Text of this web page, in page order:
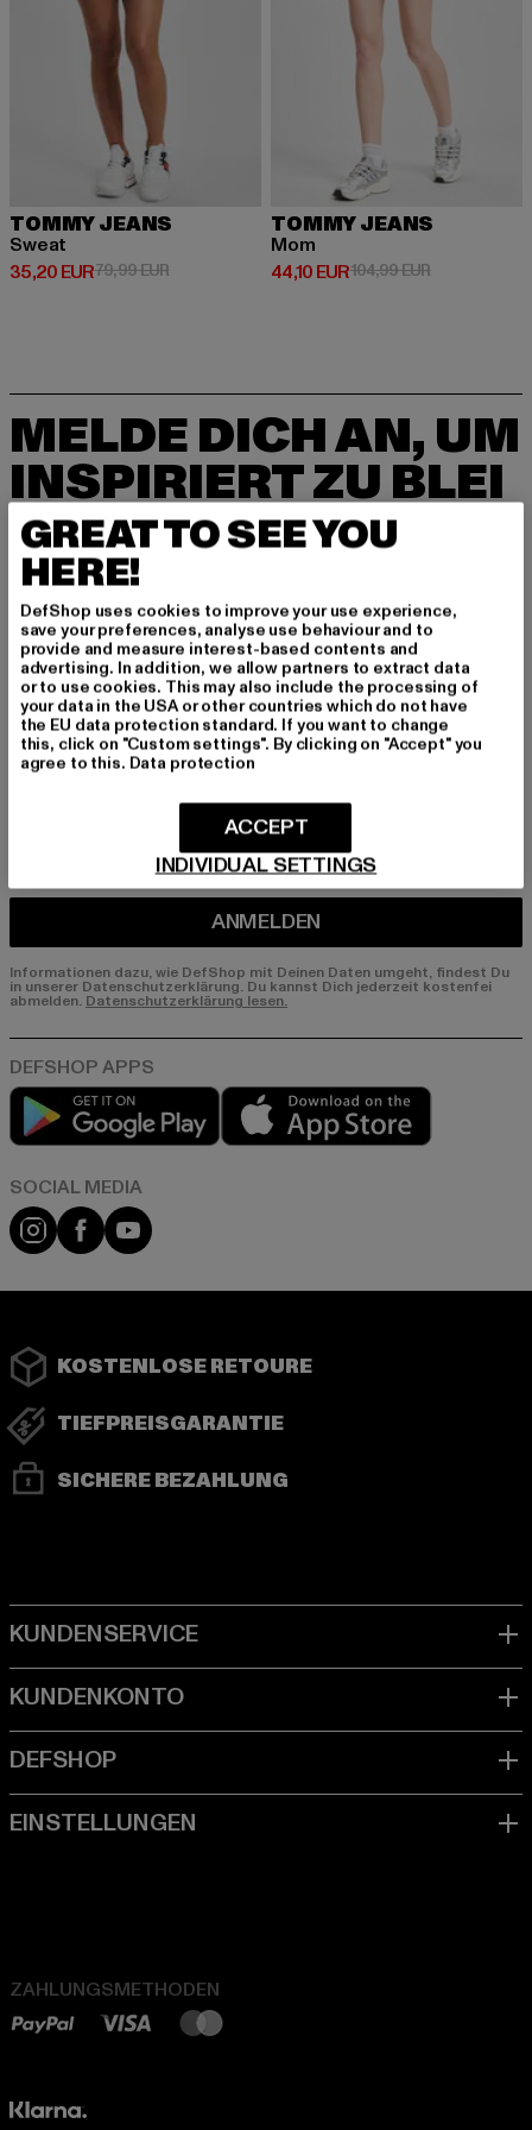
TOMMY JEANS
Sweat
35,20 EUR
Derzeitiger Preis: 35,20 EUR
79,99 EURAktionspreis: 79,99 EUR
TOMMY JEANS
Mom
44,10 EUR
Derzeitiger Preis: 44,10 EUR
104,99 EURAktionspreis:
MELDE DICH AN, UM
INSPIRIERT ZU BLEI
BEN!
Melde dich hier für unseren Newsletter an und
erhalte künftig Informationen über aktuelle Tre
nds, Angebote und Gutscheine von DefShop p
er E-Mail!
An welchen Produkten bist du interessiert?
MÄNNER
ANMELDEN
Informationen dazu, wie DefShop mit Deinen Daten umgeht, findest Du
in unserer Datenschutzerklärung. Du kannst Dich jederzeit kostenfei
abmelden. Datenschutzerklärung lesen.
Play market
Instagram
FacebookYouTube
KOSTENLOSE RETOURE
TIEFPREISGARANTIE
SICHERE BEZAHLUNG
ZAHLUNGSMETHODEN
GREAT TO SEE YOU
HERE!
DefShop uses cookies to improve your use experience,
save your preferences, analyse use behaviour and to
provide and measure interest-based contents and
advertising. In addition, we allow partners to extract data
or to use cookies. This may also include the processing of
your data in the USA or other countries which do not have
the EU data protection standard. If you want to change
this, click on "Custom settings". By clicking on "Accept" you
agree to this. Data protection
INDIVIDUAL SETTINGS
ACCEPT